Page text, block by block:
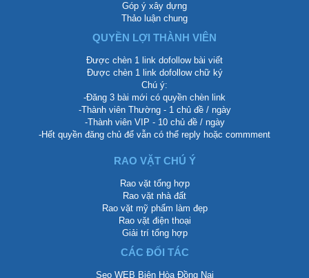
Góp ý xây dựng
Thảo luận chung
QUYỀN LỢI THÀNH VIÊN
Được chèn 1 link dofollow bài viết
Được chèn 1 link dofollow chữ ký
Chú ý:
-Đăng 3 bài mới có quyền chèn link
-Thành viên Thường - 1 chủ đề / ngày
-Thành viên VIP - 10 chủ đề / ngày
-Hết quyền đăng chủ để vẫn có thể reply hoặc commment
RAO VẶT CHÚ Ý
Rao vặt tổng hợp
Rao vặt nhà đất
Rao vặt mỹ phẩm làm đẹp
Rao vặt điện thoại
Giải trí tổng hợp
CÁC ĐỐI TÁC
Seo WEB Biên Hòa Đồng Nai